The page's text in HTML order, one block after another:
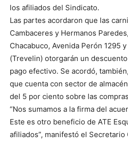
los afiliados del Sindicato.
Las partes acordaron que las
Cambaceres y Hermanos
Chacabuco, Avenida Perón 1295
(Trevelin) otorgarán un
pago efectivo. Se acordó,
que cuenta con sector de
del 5 por ciento sobre las
“Nos sumamos a la firma del
Este es otro beneficio de ATE
afiliados”, manifestó el